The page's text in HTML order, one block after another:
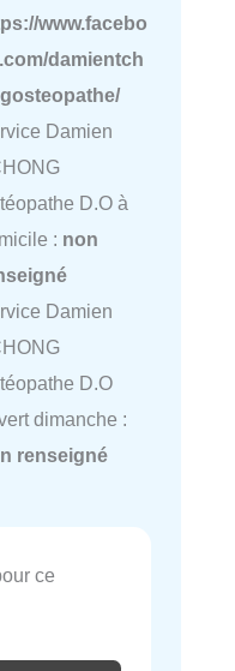
www.facebo
damientch
Damien
D.O à
: non
Damien
D.O
dimanche :
renseigné
ce